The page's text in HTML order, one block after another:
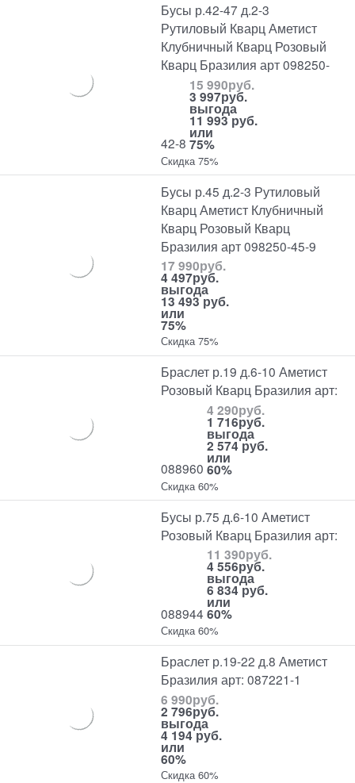
Бусы р.42-47 д.2-3
Рутиловый Кварц Аметист
Клубничный Кварц Розовый
Кварц Бразилия арт 098250-
42-8
15 990руб.
3 997руб.
выгода
11 993 руб.
или
75%
Скидка 75%
Бусы р.45 д.2-3 Рутиловый
Кварц Аметист Клубничный
Кварц Розовый Кварц
Бразилия арт 098250-45-9
17 990руб.
4 497руб.
выгода
13 493 руб.
или
75%
Скидка 75%
Браслет р.19 д.6-10 Аметист
Розовый Кварц Бразилия арт:
088960
4 290руб.
1 716руб.
выгода
2 574 руб.
или
60%
Скидка 60%
Бусы р.75 д.6-10 Аметист
Розовый Кварц Бразилия арт:
088944
11 390руб.
4 556руб.
выгода
6 834 руб.
или
60%
Скидка 60%
Браслет р.19-22 д.8 Аметист
Бразилия арт: 087221-1
6 990руб.
2 796руб.
выгода
4 194 руб.
или
60%
Скидка 60%